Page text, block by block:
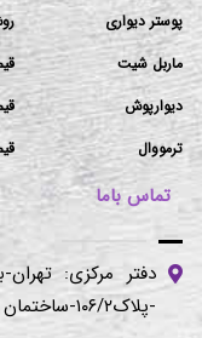
پوستر دیواری
ماربل شیت
دیوارپوش
ترمووال
تماس باما
دفتر مرکزی:
-پلاک۱۰۶/۲-ساختمان مهستان-طبقه۴-واحد ۱۶